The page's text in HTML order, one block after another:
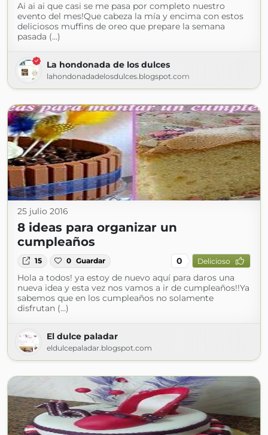
Ai ai ai que casi se me pasa por completo nuestro
evento del mes!Que cabeza la mía y encima con estos
deliciosos muffins de oreo que prepare la semana
pasada (...)
La hondonada de los dulces
lahondonadadelosdulces.blogspot.com
25 julio 2016
8 ideas para organizar un
cumpleaños
15 0 Guardar 0 Delicioso
Hola a todos! ya estoy de nuevo aquí para daros una
nueva idea y esta vez nos vamos a ir de cumpleaños!!Ya
sabemos que en los cumpleaños no solamente
disfrutan (...)
El dulce paladar
eldulcepaladar.blogspot.com